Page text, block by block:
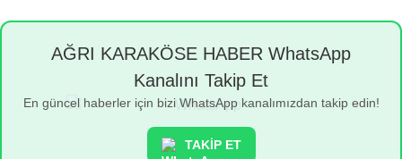
AĞRI KARAKÖSE HABER WhatsApp
Kanalını Takip Et
En güncel haberler için bizi WhatsApp kanalımızdan takip edin!
TAKİP ET